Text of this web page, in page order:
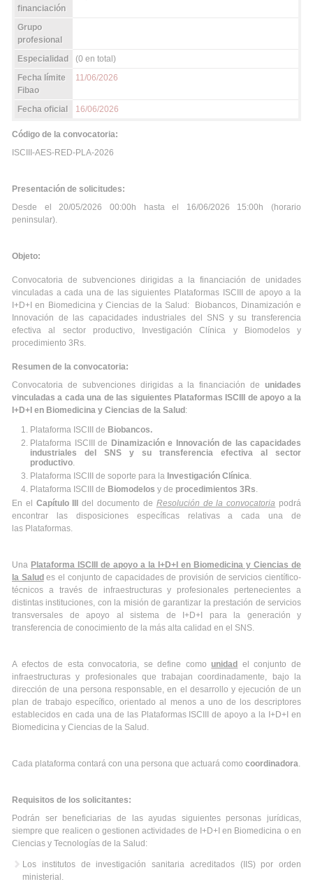
financiación
Grupo
profesional
Especialidad
(0 en total)
Fecha límite
Fibao
11/06/2026
Fecha oficial 16/06/2026
Código de la convocatoria:
ISCIII-AES-RED-PLA-2026
Presentación de solicitudes:
Desde el 20/05/2026 00:00h hasta el 16/06/2026 15:00h (horario
peninsular).
Objeto:
Convocatoria de subvenciones dirigidas a la financiación de unidades
vinculadas a cada una de las siguientes Plataformas ISCIII de apoyo a la
I+D+I en Biomedicina y Ciencias de la Salud: Biobancos, Dinamización e
Innovación de las capacidades industriales del SNS y su transferencia
efectiva al sector productivo, Investigación Clínica y Biomodelos y
procedimiento 3Rs.
Resumen de la convocatoria:
Convocatoria de subvenciones dirigidas a la financiación de unidades
vinculadas a cada una de las siguientes Plataformas ISCIII de apoyo a la
I+D+I en Biomedicina y Ciencias de la Salud :
Plataforma ISCIII de Biobancos.
Plataforma ISCIII de Dinamización e Innovación de las capacidades
industriales del SNS y su transferencia efectiva al sector
productivo.
Plataforma ISCIII de soporte para la Investigación Clínica.
Plataforma ISCIII de Biomodelos y de procedimientos 3Rs.
En el Capítulo III del documento de Resolución de la convocatoria podrá
encontrar las disposiciones específicas relativas a cada una de
las Plataformas.
Una Plataforma ISCIII
de apoyo a la I+D+I en Biomedicina y Ciencias de
la Salud es el conjunto de capacidades de provisión de servicios científico-
técnicos a través de infraestructuras y profesionales pertenecientes a
distintas instituciones, con la misión de garantizar la prestación de servicios
transversales de apoyo al sistema de I+D+I para la generación y
transferencia de conocimiento de la más alta calidad en el SNS.
A efectos de esta convocatoria, se define comounidad
el conjunto de
infraestructuras y profesionales que trabajan coordinadamente, bajo la
dirección de una persona responsable, en el desarrollo y ejecución de un
plan de trabajo específico, orientado al menos a uno de los descriptores
establecidos en cada una de las Plataformas ISCIII de apoyo a la I+D+I en
Biomedicina y Ciencias de la Salud.
Cada plataforma contará con una persona que actuará como coordinadora.
Requisitos de los solicitantes:
Podrán ser beneficiarias de las ayudas siguientes personas jurídicas,
siempre que realicen o gestionen actividades de I+D+I en Biomedicina o en
Ciencias y Tecnologías de la Salud:
Los institutos de investigación sanitaria acreditados (IIS) por orden
ministerial.